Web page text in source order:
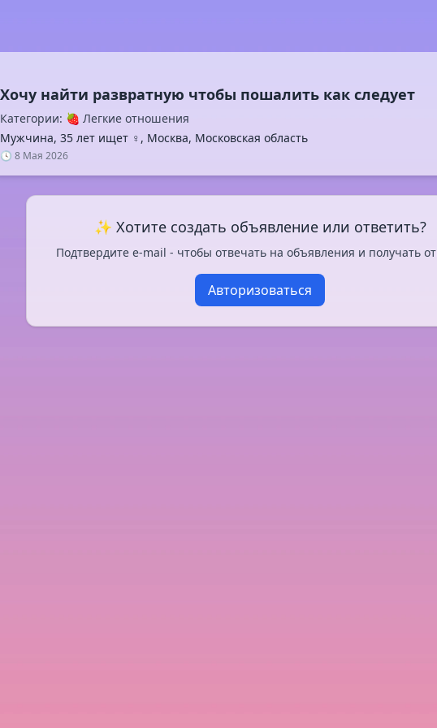
Категории: 🍓 Легкие отношения
Мужчина, 35 лет ищет ♀️, Москва, Московская область
🕓 8 Мая 2026
✨ Хотите создать объявление или ответить?
Подтвердите e-mail - чтобы отвечать на объявления и получать
Авторизоваться